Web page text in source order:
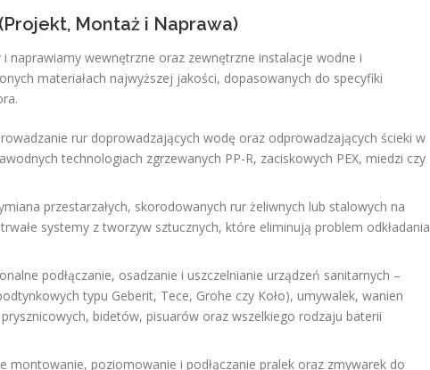
Montaż i Naprawa)
wewnętrzne oraz zewnętrzne instalacje wodne i
materiałach najwyższej jakości, dopasowanych do specyfiki
rur doprowadzających wodę oraz odprowadzających ścieki w
technologiach zgrzewanych PP-R, zaciskowych PEX, miedzi czy
przestarzałych, skorodowanych rur żeliwnych lub stalowych na
systemy z tworzyw sztucznych, które eliminują problem odkładania
podłączanie, osadzanie i uszczelnianie urządzeń sanitarnych –
typu Geberit, Tece, Grohe czy Koło), umywalek, wanien
bidetów, pisuarów oraz wszelkiego rodzaju baterii
montowanie, poziomowanie i podłączanie pralek oraz zmywarek do